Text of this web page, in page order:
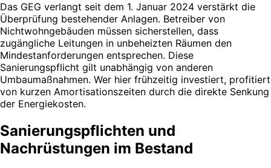
Das GEG verlangt seit dem 1. Januar 2024 verstärkt die
Überprüfung bestehender Anlagen. Betreiber von
Nichtwohngebäuden müssen sicherstellen, dass
zugängliche Leitungen in unbeheizten Räumen den
Mindestanforderungen entsprechen. Diese
Sanierungspflicht gilt unabhängig von anderen
Umbaumaßnahmen. Wer hier frühzeitig investiert, profitiert
von kurzen Amortisationszeiten durch die direkte Senkung
der Energiekosten.
Sanierungspflichten und
Nachrüstungen im Bestand